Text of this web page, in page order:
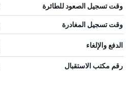
وقت تسجيل الصعود للطائرة
وقت تسجيل المغادرة
الدفع والإلغاء
رقم مكتب الاستقبال